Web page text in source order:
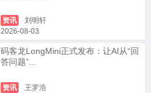
资讯
刘明轩
2026-08-03
码客龙LongMini正式发布：让AI从“回
答问题”...
资讯
王罗浩